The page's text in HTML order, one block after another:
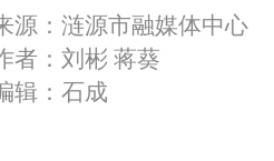
源：涟源市融媒体中心
者：刘彬 蒋葵
辑：石成